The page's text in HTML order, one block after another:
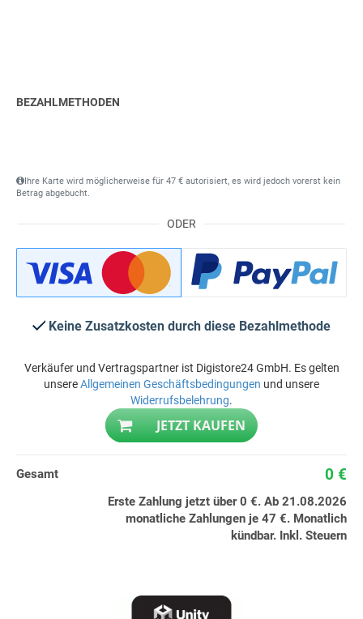
Ihre Karte wird möglicherweise für 47 € autorisiert, es wird jedoch vorerst kein
Betrag abgebucht.
ODER
BEZAHLMETHODEN
Keine Zusatzkosten durch diese Bezahlmethode
Verkäufer und Vertragspartner ist Digistore24 GmbH. Es gelten
unsereAllgemeinen Geschäftsbedingungen und unsere
Widerrufsbelehrung.
JETZT KAUFEN
Gesamt 0 €
Erste Zahlung jetzt über 0 €. Ab 21.08.2026
monatliche Zahlungen je 47 €. Monatlich
kündbar. Inkl. Steuern